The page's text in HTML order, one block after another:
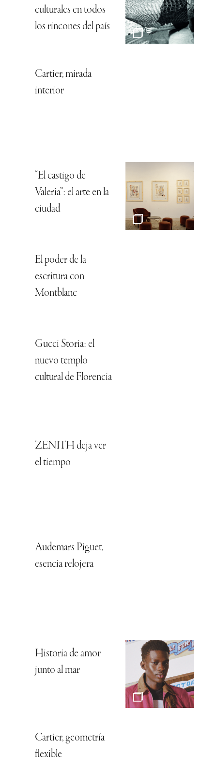
culturales en todos
los rincones del país
Cartier, mirada
interior
“El castigo de
Valeria”: el arte en la
ciudad
El poder de la
escritura con
Montblanc
Gucci Storia: el
nuevo templo
cultural de Florencia
ZENITH deja ver
el tiempo
Audemars Piguet,
esencia relojera
Historia de amor
junto al mar
Cartier, geometría
flexible